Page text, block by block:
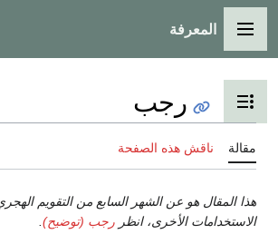
القائمة الرئيسية
المعرفة
تبديل عرض جدول المحتويات
رجب
مقالة ناقش هذه الصفحة
هذا المقال هو عن الشهر السابع من التقويم
الاستخدامات الأخرى، انظر رجب (توضيح)